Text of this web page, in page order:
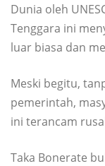
Dunia oleh
Tenggara ini
luar biasa dan
Meski begitu,
pemerintah,
ini terancam
Taka Bonerate